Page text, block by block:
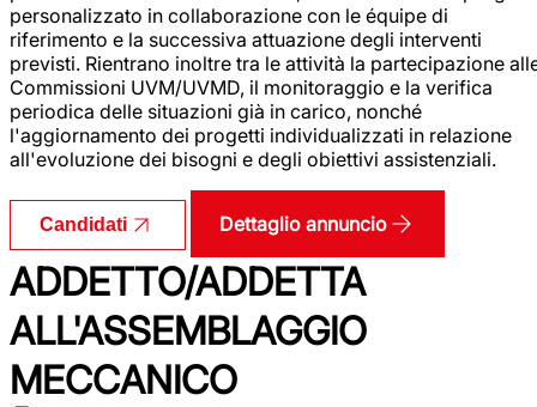
personalizzato in collaborazione con le équipe di
riferimento e la successiva attuazione degli interventi
previsti. Rientrano inoltre tra le attività la partecipazione
Commissioni UVM/UVMD, il monitoraggio e la verifica
periodica delle situazioni già in carico, nonché
l'aggiornamento dei progetti individualizzati in relazione
all'evoluzione dei bisogni e degli obiettivi assistenziali.
Candidati Dettaglio annuncio
ADDETTO/ADDETTA
ALL'ASSEMBLAGGIO
MECCANICO